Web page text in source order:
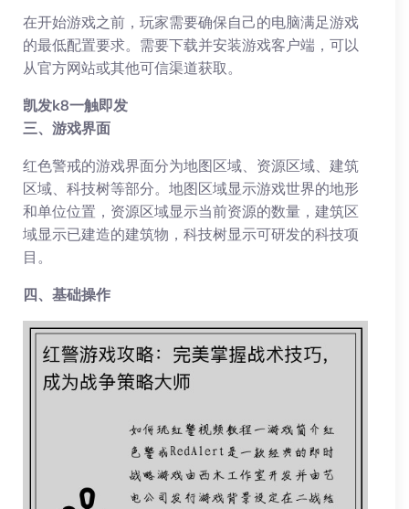
在开始游戏之前，玩家需要确保自己的电脑满足游戏
的最低配置要求。需要下载并安装游戏客户端，可以
从官方网站或其他可信渠道获取。
凯发k8一触即发
三、游戏界面
红色警戒的游戏界面分为地图区域、资源区域、建筑
区域、科技树等部分。地图区域显示游戏世界的地形
和单位位置，资源区域显示当前资源的数量，建筑区
域显示已建造的建筑物，科技树显示可研发的科技项
目。
四、基础操作